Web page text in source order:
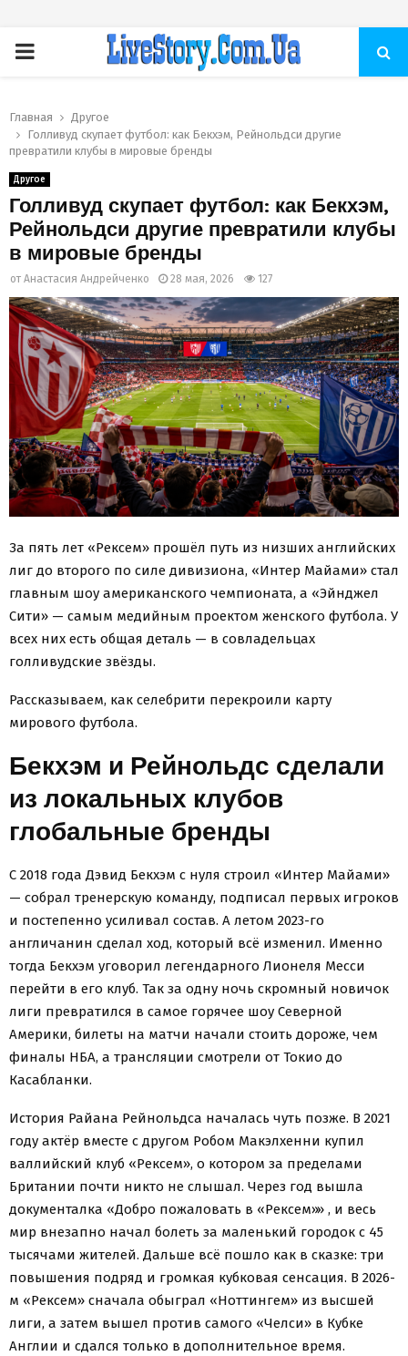
ПЕРВИЧНОЕ
Главная
Другое
Голливуд скупает футбол: как Бекхэм, Рейнольдси другие
превратили клубы в мировые бренды
Другое
Голливуд скупает футбол: как Бекхэм,
Рейнольдси другие превратили клубы
в мировые бренды
от Анастасия Андрейченко 28 мая, 2026 127
За пять лет «Рексем» прошёл путь из низших английских
лиг до второго по силе дивизиона, «Интер Майами» стал
главным шоу американского чемпионата, а «Эйнджел
Сити» — самым медийным проектом женского футбола. У
всех них есть общая деталь — в совладельцах
голливудские звёзды.
Рассказываем, как селебрити перекроили карту
мирового футбола.
Бекхэм и Рейнольдс сделали
из локальных клубов
глобальные бренды
С 2018 года Дэвид Бекхэм с нуля строил «Интер Майами»
— собрал тренерскую команду, подписал первых игроков
и постепенно усиливал состав. А летом 2023-го
англичанин сделал ход, который всё изменил. Именно
тогда Бекхэм уговорил легендарного Лионеля Месси
перейти в его клуб. Так за одну ночь скромный новичок
лиги превратился в самое горячее шоу Северной
Америки, билеты на матчи начали стоить дороже, чем
финалы НБА, а трансляции смотрели от Токио до
Касабланки.
История Райана Рейнольдса началась чуть позже. В 2021
году актёр вместе с другом Робом Макэлхенни купил
валлийский клуб «Рексем», о котором за пределами
Британии почти никто не слышал. Через год вышла
документалка «Добро пожаловать в «Рексем»» , и весь
мир внезапно начал болеть за маленький городок с 45
тысячами жителей. Дальше всё пошло как в сказке: три
повышения подряд и громкая кубковая сенсация. В 2026-
м «Рексем» сначала обыграл «Ноттингем» из высшей
лиги, а затем вышел против самого «Челси» в Кубке
Англии и сдался только в дополнительное время.